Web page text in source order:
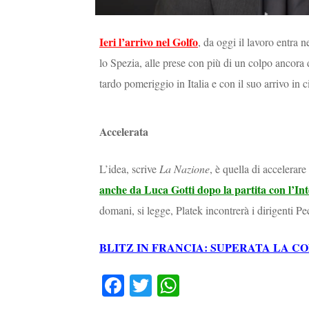
Ieri l’arrivo nel Golfo, da oggi il lavoro entra
lo Spezia, alle prese con più di un colpo
tardo pomeriggio in Italia e con il suo arrivo in
Accelerata
L’idea, scrive La Nazione, è quella di
anche da Luca Gotti dopo la partita con
domani, si legge, Platek incontrerà i dirigenti
BLITZ IN FRANCIA: SUPERATA LA
Fa T